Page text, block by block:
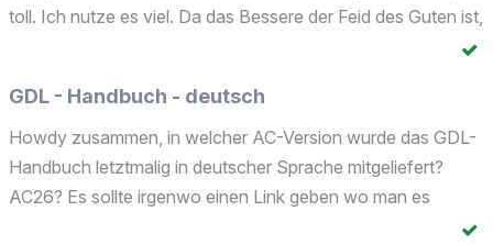
toll. Ich nutze es viel. Da das Bessere der Feid des Guten ist,
GDL - Handbuch - deutsch
Howdy zusammen, in welcher AC-Version wurde das GDL-
Handbuch letztmalig in deutscher Sprache mitgeliefert?
AC26? Es sollte irgenwo einen Link geben wo man es